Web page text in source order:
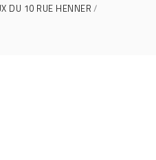
DU 10 RUE HENNER